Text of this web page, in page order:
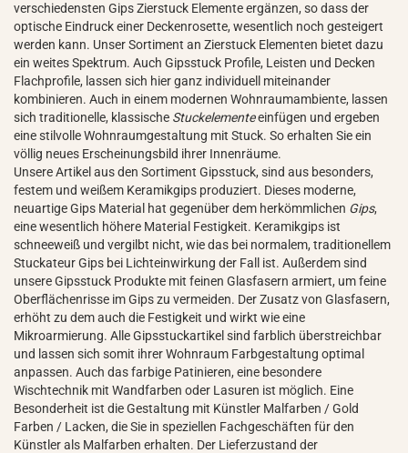
verschiedensten Gips Zierstuck Elemente ergänzen, so dass der
optische Eindruck einer Deckenrosette, wesentlich noch gesteigert
werden kann. Unser Sortiment an Zierstuck Elementen bietet dazu
ein weites Spektrum. Auch Gipsstuck Profile, Leisten und Decken
Flachprofile, lassen sich hier ganz individuell miteinander
kombinieren. Auch in einem modernen Wohnraumambiente, lassen
sich traditionelle, klassische Stuckelementeeinfügen und ergeben
eine stilvolle Wohnraumgestaltung mit Stuck. So erhalten Sie ein
völlig neues Erscheinungsbild ihrer Innenräume.
Unsere Artikel aus den Sortiment Gipsstuck, sind aus besonders,
festem und weißem Keramikgips produziert. Dieses moderne,
neuartige Gips Material hat gegenüber dem herkömmlichen Gips,
eine wesentlich höhere Material Festigkeit. Keramikgips ist
schneeweiß und vergilbt nicht, wie das bei normalem, traditionellem
Stuckateur Gips bei Lichteinwirkung der Fall ist. Außerdem sind
unsere Gipsstuck Produkte mit feinen Glasfasern armiert, um feine
Oberflächenrisse im Gips zu vermeiden. Der Zusatz von Glasfasern,
erhöht zu dem auch die Festigkeit und wirkt wie eine
Mikroarmierung. Alle Gipsstuckartikel sind farblich überstreichbar
und lassen sich somit ihrer Wohnraum Farbgestaltung optimal
anpassen. Auch das farbige Patinieren, eine besondere
Wischtechnik mit Wandfarben oder Lasuren ist möglich. Eine
Besonderheit ist die Gestaltung mit Künstler Malfarben / Gold
Farben / Lacken, die Sie in speziellen Fachgeschäften für den
Künstler als Malfarben erhalten. Der Lieferzustand der